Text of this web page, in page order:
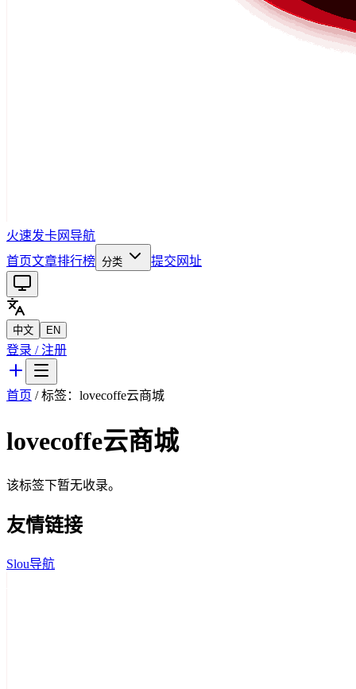
火速发卡网导航
首页文章排行榜 分类 提交网址
中文 EN
登录 / 注册
首页 / 标签： lovecoffe云商城
lovecoffe云商城
该标签下暂无收录。
友情链接
Slou导航